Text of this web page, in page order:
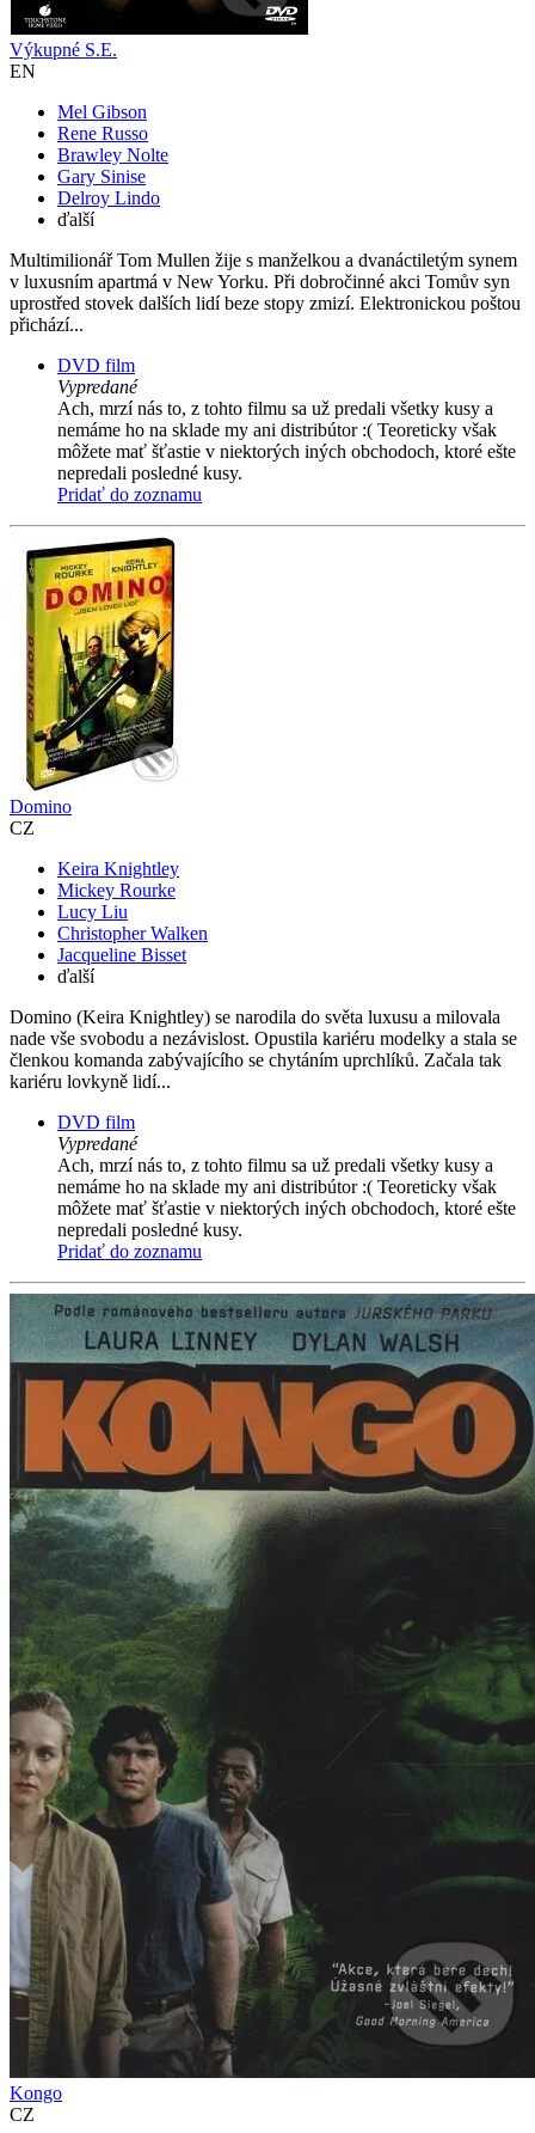
Výkupné S.E.
EN
Mel Gibson
Rene Russo
Brawley Nolte
Gary Sinise
Delroy Lindo
ďalší
Multimilionář Tom Mullen žije s manželkou a dvanáctiletým synem
v luxusním apartmá v New Yorku. Při dobročinné akci Tomův syn
uprostřed stovek dalších lidí beze stopy zmizí. Elektronickou poštou
přichází...
DVD film
Vypredané
Ach, mrzí nás to, z tohto filmu sa už predali všetky kusy a
nemáme ho na sklade my ani distribútor :( Teoreticky však
môžete mať šťastie v niektorých iných obchodoch, ktoré ešte
nepredali posledné kusy.
Pridať do zoznamu
Domino
CZ
Keira Knightley
Mickey Rourke
Lucy Liu
Christopher Walken
Jacqueline Bisset
ďalší
Domino (Keira Knightley) se narodila do světa luxusu a milovala
nade vše svobodu a nezávislost. Opustila kariéru modelky a stala se
členkou komanda zabývajícího se chytáním uprchlíků. Začala tak
kariéru lovkyně lidí...
DVD film
Vypredané
Ach, mrzí nás to, z tohto filmu sa už predali všetky kusy a
nemáme ho na sklade my ani distribútor :( Teoreticky však
môžete mať šťastie v niektorých iných obchodoch, ktoré ešte
nepredali posledné kusy.
Pridať do zoznamu
Kongo
CZ